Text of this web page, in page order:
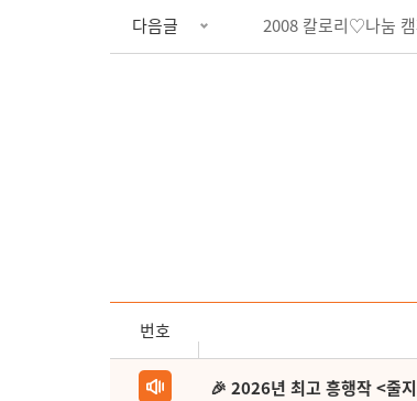
다음글 2008 칼로리♡나눔 캠
번호
🎉 2026년 최고 흥행작 <줄